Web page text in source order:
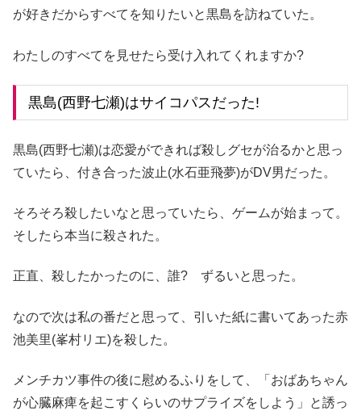
が好きだからすべてを知りたいと黒島を訪ねていた。
わたしのすべてを見せたら受け入れてくれますか?
黒島(西野七瀬)はサイコパスだった!
黒島(西野七瀬)は恋愛ができれば殺しグセが治るかと思っ
ていたら、付き合った波止(水石亜飛夢)がDV男だった。
そろそろ殺したいなと思っていたら、ゲームが始まって。
そしたら本当に殺された。
正直、殺したかったのに、誰? ずるいと思った。
なので次は私の番だと思って、引いた紙に書いてあった赤
池美里(峯村リエ)を殺した。
メンチカツ事件の後に慰めるふりをして、「おばあちゃん
が心臓麻痺を起こすくらいのサプライズをしよう」と誘っ